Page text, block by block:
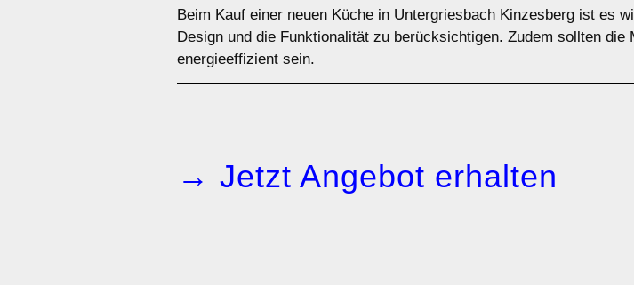
Beim Kauf einer neuen Küche in Untergriesbach Kinzesberg ist es
Design und die Funktionalität zu berücksichtigen. Zudem sollten die
energieeffizient sein.
→ Jetzt Angebot erhalten